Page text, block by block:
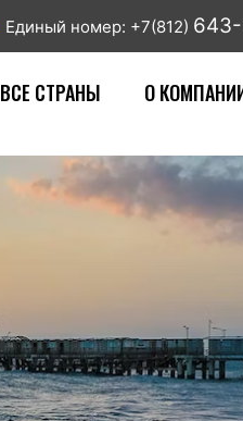
Единый номер: +7(812)
ВСЕ СТРАНЫ О